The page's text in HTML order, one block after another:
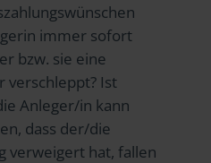
immer sofort
bzw. sie eine
verschleppt? Ist
Anleger/in kann
dass der/die
verweigert hat, fallen